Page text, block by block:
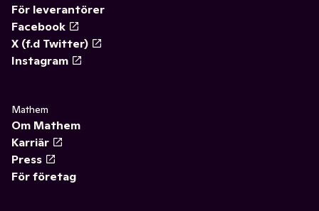
För leverantörer
Facebook
X (f.d Twitter)
Instagram
Mathem
Om Mathem
Karriär
Press
För företag